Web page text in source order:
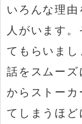
いろんな理
人がいます
てもらいま
話をスムー
からストーカ
てしまうほ